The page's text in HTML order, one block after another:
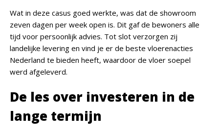
Wat in deze casus goed werkte, was dat de showroom
zeven dagen per week open is. Dit gaf de bewoners alle
tijd voor persoonlijk advies. Tot slot verzorgen zij
landelijke levering en vind je er de beste vloerenacties
Nederland te bieden heeft, waardoor de vloer soepel
werd afgeleverd.
De les over investeren in de
lange termijn